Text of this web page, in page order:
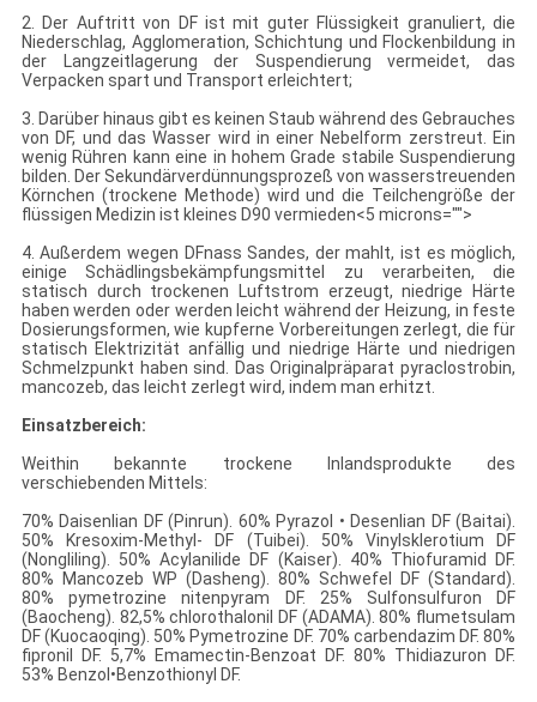
2. Der Auftritt von DF ist mit guter Flüssigkeit granuliert, die
Niederschlag, Agglomeration, Schichtung und Flockenbildung in
der Langzeitlagerung der Suspendierung vermeidet, das
Verpacken spart und Transport erleichtert;
3. Darüber hinaus gibt es keinen Staub während des Gebrauches
von DF, und das Wasser wird in einer Nebelform zerstreut. Ein
wenig Rühren kann eine in hohem Grade stabile Suspendierung
bilden. Der Sekundärverdünnungsprozeß von wasserstreuenden
Körnchen (trockene Methode) wird und die Teilchengröße der
flüssigen Medizin ist kleines D90 vermieden<5 microns="">
4. Außerdem wegen DFnass Sandes, der mahlt, ist es möglich,
einige Schädlingsbekämpfungsmittel zu verarbeiten, die
statisch durch trockenen Luftstrom erzeugt, niedrige Härte
haben werden oder werden leicht während der Heizung, in feste
Dosierungsformen, wie kupferne Vorbereitungen zerlegt, die für
statisch Elektrizität anfällig und niedrige Härte und niedrigen
Schmelzpunkt haben sind. Das Originalpräparat pyraclostrobin,
mancozeb, das leicht zerlegt wird, indem man erhitzt.
Einsatzbereich:
Weithin bekannte trockene Inlandsprodukte des
verschiebenden Mittels:
70% Daisenlian DF (Pinrun). 60% Pyrazol • Desenlian DF (Baitai).
50% Kresoxim-Methyl- DF (Tuibei). 50% Vinylsklerotium DF
(Nongliling). 50% Acylanilide DF (Kaiser). 40% Thiofuramid DF.
80% Mancozeb WP (Dasheng). 80% Schwefel DF (Standard).
80% pymetrozine nitenpyram DF. 25% Sulfonsulfuron DF
(Baocheng). 82,5% chlorothalonil DF (ADAMA). 80% flumetsulam
DF (Kuocaoqing). 50% Pymetrozine DF. 70% carbendazim DF. 80%
fipronil DF. 5,7% Emamectin-Benzoat DF. 80% Thidiazuron DF.
53% Benzol•Benzothionyl DF.